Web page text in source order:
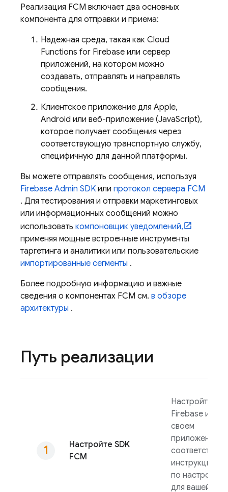
Реализация FCM включает два основных
компонента для отправки и приема:
Надежная среда, такая как Cloud
Functions for Firebase или сервер
приложений, на котором можно
создавать, отправлять и направлять
сообщения.
Клиентское приложение для Apple,
Android или веб-приложение (JavaScript),
которое получает сообщения через
соответствующую транспортную службу,
специфичную для данной платформы.
Вы можете отправлять сообщения, используя
Firebase Admin SDK или протокол сервера FCM
. Для тестирования и отправки маркетинговых
или информационных сообщений можно
использовать компоновщик уведомлений,
применяя мощные встроенные инструменты
таргетинга и аналитики или пользовательские
импортированные сегменты .
Более подробную информацию и важные
сведения о компонентах FCM см. в обзоре
архитектуры .
Путь реализации
Настройте SDK
FCM
Настройте
Firebase и
своем
приложении в
соответствии
инструкциями
по настройке
для вашей